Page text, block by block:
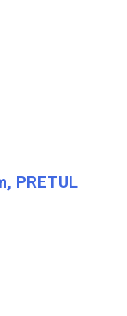
PRETUL